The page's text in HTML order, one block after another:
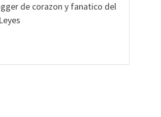
de corazon y fanatico del